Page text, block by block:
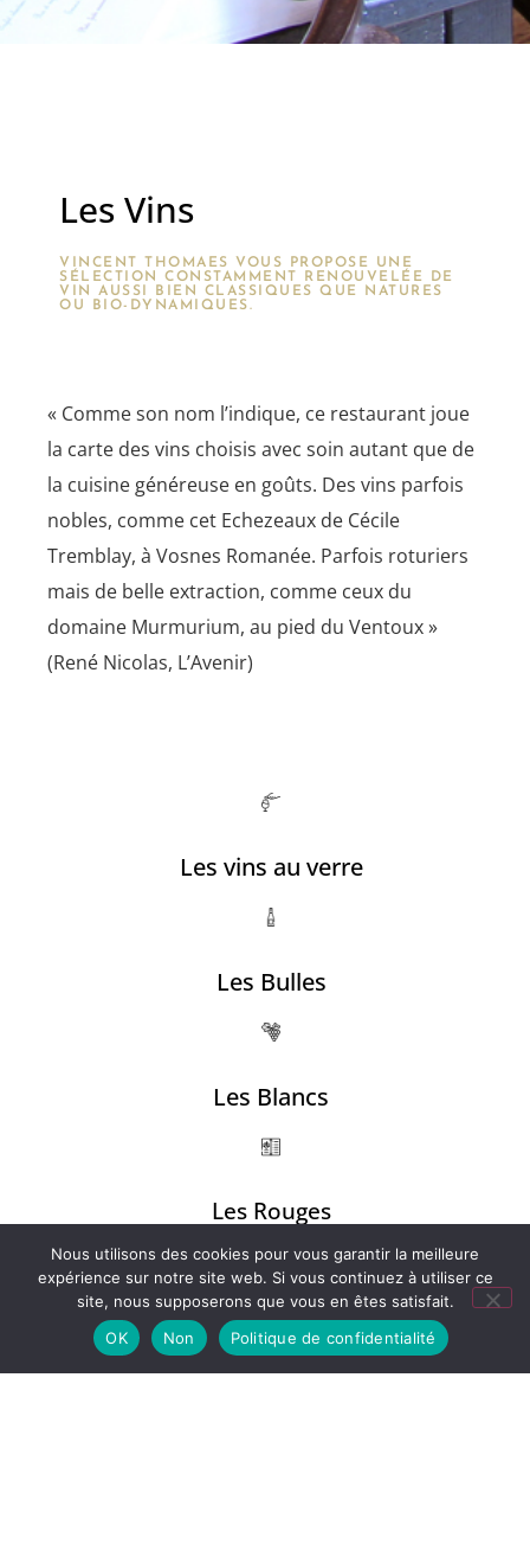
Les Vins
VINCENT THOMAES VOUS PROPOSE UNE
SÉLECTION CONSTAMMENT RENOUVELÉE DE
VIN AUSSI BIEN CLASSIQUES QUE NATURES
OU BIO-DYNAMIQUES.
« Comme son nom l’indique, ce restaurant joue
la carte des vins choisis avec soin autant que de
la cuisine généreuse en goûts. Des vins parfois
nobles, comme cet Echezeaux de Cécile
Tremblay, à Vosnes Romanée. Parfois roturiers
mais de belle extraction, comme ceux du
domaine Murmurium, au pied du Ventoux »
(René Nicolas, L’Avenir)
Les vins au verre
Les Bulles
Les Blancs
Les Rouges
Les Alcools
Nous utilisons des cookies pour vous garantir la meilleure
expérience sur notre site web. Si vous continuez à utiliser ce
site, nous supposerons que vous en êtes satisfait.
OK
Non Politique de confidentialité